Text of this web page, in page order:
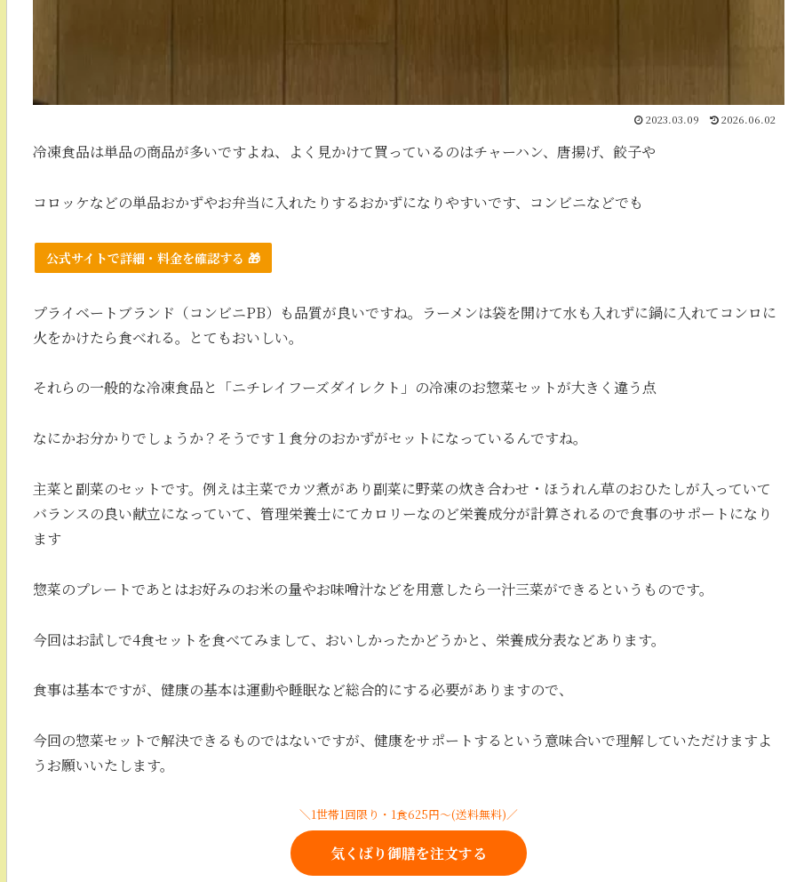
2023.03.09 2026.06.02
冷凍食品は単品の商品が多いですよね、よく見かけて買っているのはチャーハン、唐揚げ、餃子や
コロッケなどの単品おかずやお弁当に入れたりするおかずになりやすいです、コンビニなどでも
公式サイトで詳細・料金を確認する 🎁
プライベートブランド（コンビニPB）も品質が良いですね。ラーメンは袋を開けて水も入れずに鍋に入れてコンロに
火をかけたら食べれる。とてもおいしい。
それらの一般的な冷凍食品と「ニチレイフーズダイレクト」の冷凍のお惣菜セットが大きく違う点
なにかお分かりでしょうか？そうです１食分のおかずがセットになっているんですね。
主菜と副菜のセットです。例えは主菜でカツ煮があり副菜に野菜の炊き合わせ・ほうれん草のおひたしが入っていて
バランスの良い献立になっていて、管理栄養士にてカロリーなのど栄養成分が計算されるので食事のサポートになり
ます
惣菜のプレートであとはお好みのお米の量やお味噌汁などを用意したら一汁三菜ができるというものです。
今回はお試しで4食セットを食べてみまして、おいしかったかどうかと、栄養成分表などあります。
食事は基本ですが、健康の基本は運動や睡眠など総合的にする必要がありますので、
今回の惣菜セットで解決できるものではないですが、健康をサポートするという意味合いで理解していただけますよ
うお願いいたします。
＼1世帯1回限り・1食625円〜(送料無料)／
気くばり御膳を注文する